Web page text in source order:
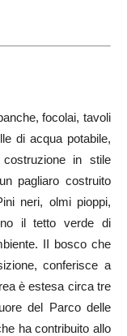
focolai, tavoli
di acqua potabile,
in stile
pagliaro costruito
neri, olmi pioppi,
il tetto verde di
II bosco che
conferisce a
è estesa circa tre
del Parco delle
ha contribuito allo